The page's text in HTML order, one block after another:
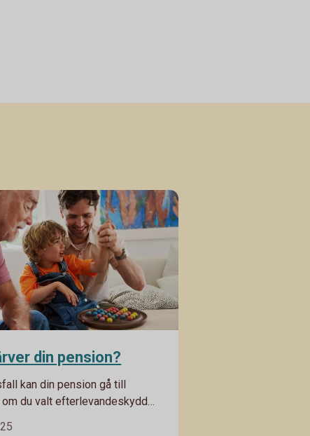
din pension?
kan din pension gå till
om du valt efterlevandeskydd